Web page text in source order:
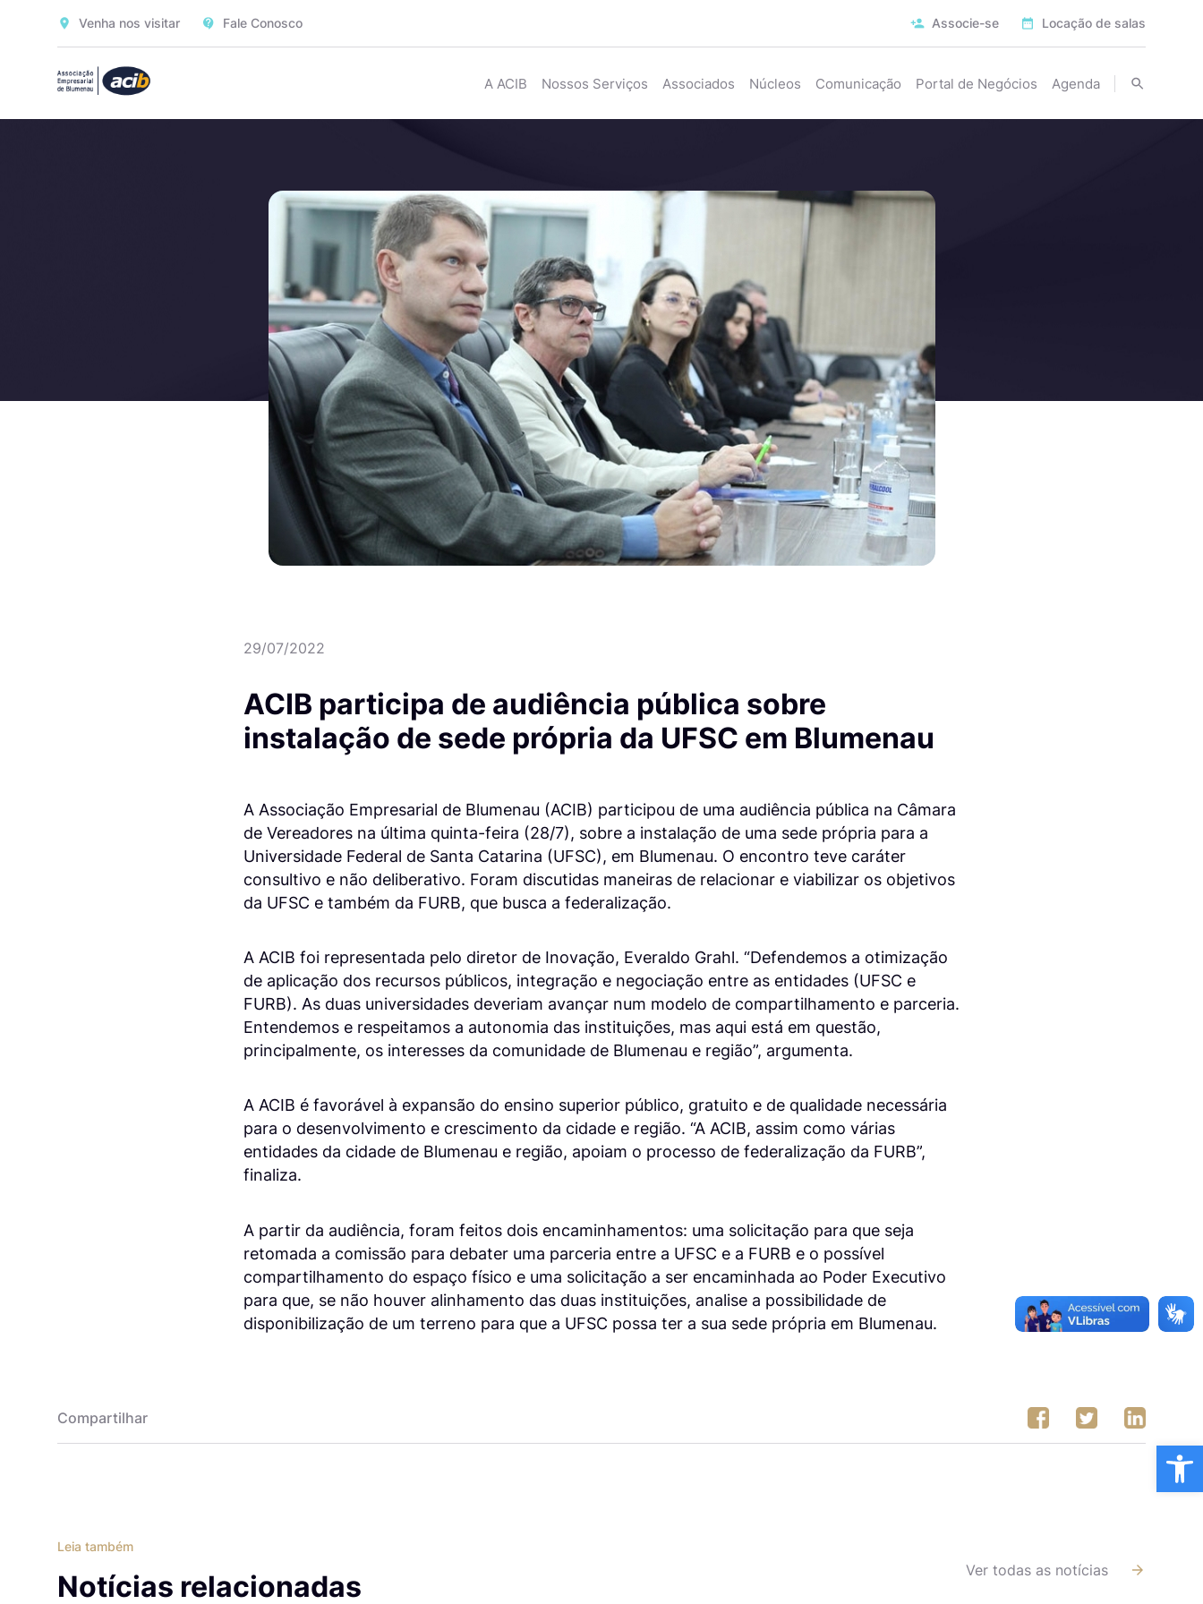
Venha nos visitar Fale Conosco Associe-se Locação de salas
A ACIB Nossos Serviços Associados Núcleos Comunicação Portal de Negócios Agenda
29/07/2022
ACIB participa de audiência pública sobre
instalação de sede própria da UFSC em Blumenau
A Associação Empresarial de Blumenau (ACIB) participou de uma audiência pública na Câmara
de Vereadores na última quinta-feira (28/7), sobre a instalação de uma sede própria para a
Universidade Federal de Santa Catarina (UFSC), em Blumenau. O encontro teve caráter
consultivo e não deliberativo. Foram discutidas maneiras de relacionar e viabilizar os objetivos
da UFSC e também da FURB, que busca a federalização.
A ACIB foi representada pelo diretor de Inovação, Everaldo Grahl. “Defendemos a otimização
de aplicação dos recursos públicos, integração e negociação entre as entidades (UFSC e
FURB). As duas universidades deveriam avançar num modelo de compartilhamento e parceria.
Entendemos e respeitamos a autonomia das instituições, mas aqui está em questão,
principalmente, os interesses da comunidade de Blumenau e região”, argumenta.
A ACIB é favorável à expansão do ensino superior público, gratuito e de qualidade necessária
para o desenvolvimento e crescimento da cidade e região. “A ACIB, assim como várias
entidades da cidade de Blumenau e região, apoiam o processo de federalização da FURB”,
finaliza.
A partir da audiência, foram feitos dois encaminhamentos: uma solicitação para que seja
retomada a comissão para debater uma parceria entre a UFSC e a FURB e o possível
compartilhamento do espaço físico e uma solicitação a ser encaminhada ao Poder Executivo
para que, se não houver alinhamento das duas instituições, analise a possibilidade de
disponibilização de um terreno para que a UFSC possa ter a sua sede própria em Blumenau.
Compartilhar
Leia também
Notícias relacionadas Ver todas as notícias